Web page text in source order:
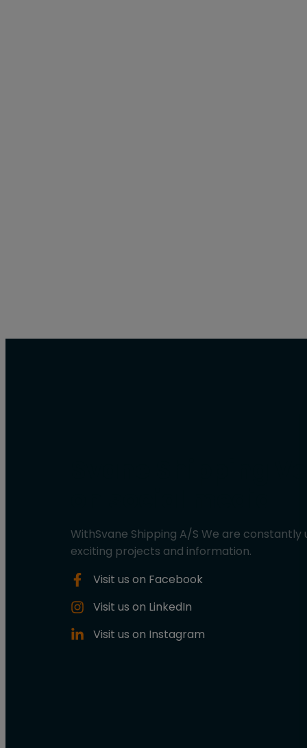
WithSvane Shipping A/S We are
exciting projects and information.
Visit us on Facebook​
Visit us on LinkedIn
Visit us on Instagram